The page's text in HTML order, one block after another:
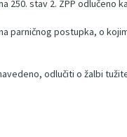
250. stav 2. ZPP odlučeno
parničnog postupka, o
odlučiti o žalbi